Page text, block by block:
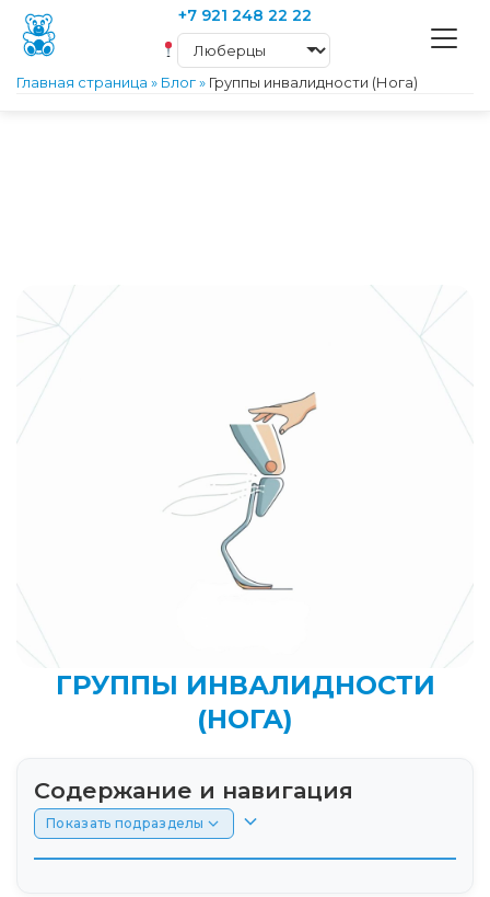
+7 921 248 22 22
Главная страница » Блог» Группы инвалидности (Нога)
ГРУППЫ ИНВАЛИДНОСТИ
(НОГА)
Содержание и навигация
Показать подразделы